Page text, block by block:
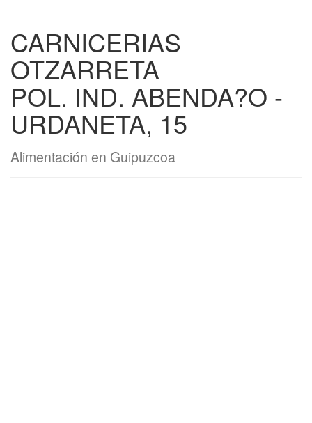
CARNICERIAS
OTZARRETA
POL. IND. ABENDA?O -
URDANETA, 15
Alimentación en Guipuzcoa